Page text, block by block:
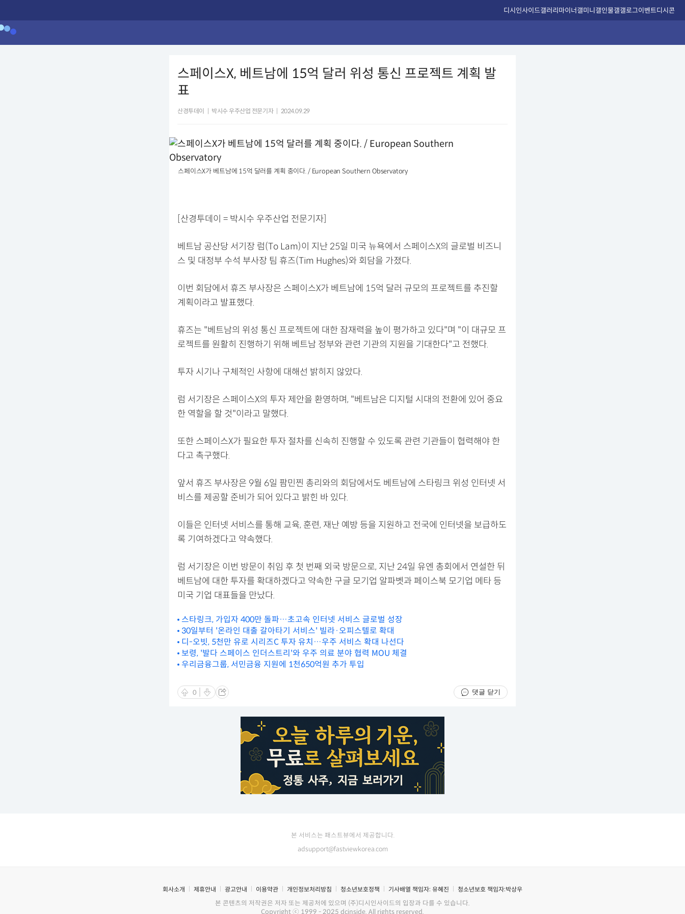
디시인사이드갤러리마이너갤미니갤인물갤갤로그이벤트디시콘
스페이스X, 베트남에 15억 달러 위성 통신 프로젝트 계획 발
표
산경투데이 박시수 우주산업 전문기자 2024.09.29
스페이스X가 베트남에 15억 달러를 계획 중이다. / European Southern Observatory
[산경투데이 = 박시수 우주산업 전문기자]
베트남 공산당 서기장 럼(To Lam)이 지난 25일 미국 뉴욕에서 스페이스X의 글로벌 비즈니
스 및 대정부 수석 부사장 팀 휴즈(Tim Hughes)와 회담을 가졌다.
이번 회담에서 휴즈 부사장은 스페이스X가 베트남에 15억 달러 규모의 프로젝트를 추진할
계획이라고 발표했다.
휴즈는 "베트남의 위성 통신 프로젝트에 대한 잠재력을 높이 평가하고 있다"며 "이 대규모 프
로젝트를 원활히 진행하기 위해 베트남 정부와 관련 기관의 지원을 기대한다"고 전했다.
투자 시기나 구체적인 사항에 대해선 밝히지 않았다.
럼 서기장은 스페이스X의 투자 제안을 환영하며, "베트남은 디지털 시대의 전환에 있어 중요
한 역할을 할 것"이라고 말했다.
또한 스페이스X가 필요한 투자 절차를 신속히 진행할 수 있도록 관련 기관들이 협력해야 한
다고 촉구했다.
앞서 휴즈 부사장은 9월 6일 팜민찐 총리와의 회담에서도 베트남에 스타링크 위성 인터넷 서
비스를 제공할 준비가 되어 있다고 밝힌 바 있다.
이들은 인터넷 서비스를 통해 교육, 훈련, 재난 예방 등을 지원하고 전국에 인터넷을 보급하도
록 기여하겠다고 약속했다.
럼 서기장은 이번 방문이 취임 후 첫 번째 외국 방문으로, 지난 24일 유엔 총회에서 연설한 뒤
베트남에 대한 투자를 확대하겠다고 약속한 구글 모기업 알파벳과 페이스북 모기업 메타 등
미국 기업 대표들을 만났다.
스타링크, 가입자 400만 돌파…초고속 인터넷 서비스 글로벌 성장
30일부터 '온라인 대출 갈아타기 서비스' 빌라·오피스텔로 확대
디-오빗, 5천만 유로 시리즈C 투자 유치…우주 서비스 확대 나선다
보령, '발다 스페이스 인더스트리'와 우주 의료 분야 협력 MOU 체결
우리금융그룹, 서민금융 지원에 1천650억원 추가 투입
0 댓글 닫기
본 서비스는 패스트뷰에서 제공합니다.
adsupport@fastviewkorea.com
회사소개 제휴안내 광고안내 이용약관 개인정보처리방침 청소년보호정책 기사배열 책임자: 유혜진 청소년보호 책임자:박상우
본 콘텐츠의 저작권은 저자 또는 제공처에 있으며 (주)디시인사이드의 입장과 다를 수 있습니다.
Copyright ⓒ 1999 - 2025 dcinside. All rights reserved.